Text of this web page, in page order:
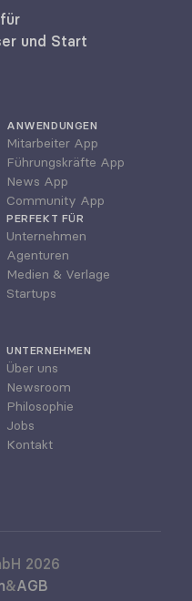
und Start
ANWENDUNGEN
Mitarbeiter App
Führungskräfte App
News App
Community App
PERFEKT FÜR
Unternehmen
Agenturen
Medien & Verlage
Startups
UNTERNEHMEN
Über uns
Newsroom
Philosophie
Jobs
Kontakt
2026
&AGB